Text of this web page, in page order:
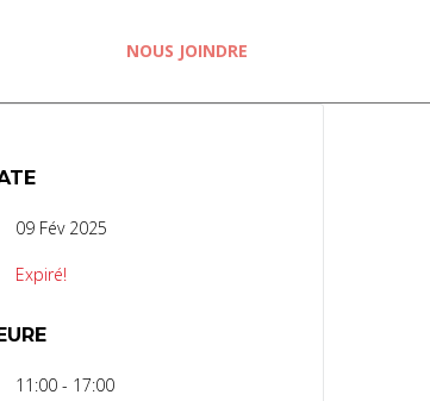
NOUS JOINDRE
09 Fév 2025
Expiré!
11:00 - 17:00